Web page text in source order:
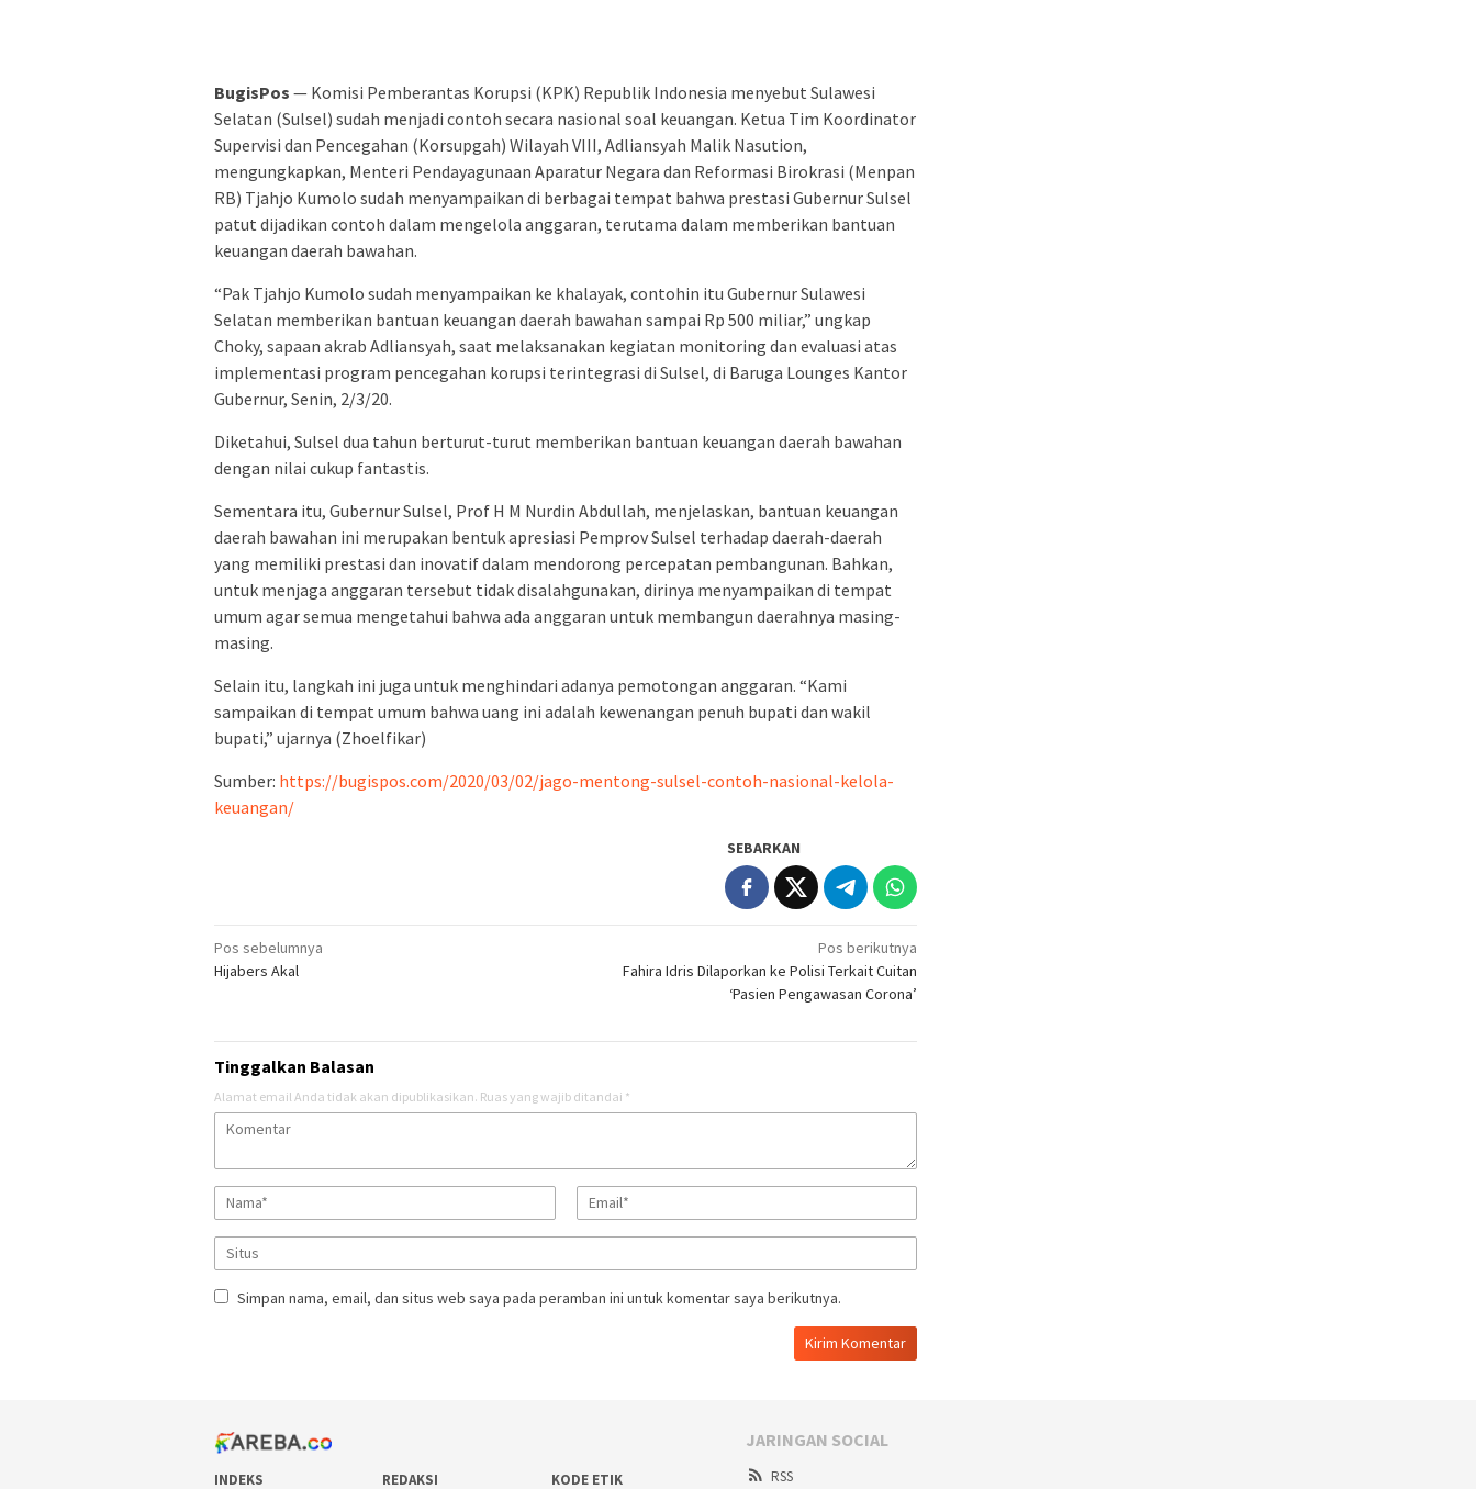
BugisPos — Komisi Pemberantas Korupsi (KPK) Republik Indonesia menyebut Sulawesi
Selatan (Sulsel) sudah menjadi contoh secara nasional soal keuangan. Ketua Tim Koordinator
Supervisi dan Pencegahan (Korsupgah) Wilayah VIII, Adliansyah Malik Nasution,
mengungkapkan, Menteri Pendayagunaan Aparatur Negara dan Reformasi Birokrasi (Menpan
RB) Tjahjo Kumolo sudah menyampaikan di berbagai tempat bahwa prestasi Gubernur Sulsel
patut dijadikan contoh dalam mengelola anggaran, terutama dalam memberikan bantuan
keuangan daerah bawahan.
“Pak Tjahjo Kumolo sudah menyampaikan ke khalayak, contohin itu Gubernur Sulawesi
Selatan memberikan bantuan keuangan daerah bawahan sampai Rp 500 miliar,” ungkap
Choky, sapaan akrab Adliansyah, saat melaksanakan kegiatan monitoring dan evaluasi atas
implementasi program pencegahan korupsi terintegrasi di Sulsel, di Baruga Lounges Kantor
Gubernur, Senin, 2/3/20.
Diketahui, Sulsel dua tahun berturut-turut memberikan bantuan keuangan daerah bawahan
dengan nilai cukup fantastis.
Sementara itu, Gubernur Sulsel, Prof H M Nurdin Abdullah, menjelaskan, bantuan keuangan
daerah bawahan ini merupakan bentuk apresiasi Pemprov Sulsel terhadap daerah-daerah
yang memiliki prestasi dan inovatif dalam mendorong percepatan pembangunan. Bahkan,
untuk menjaga anggaran tersebut tidak disalahgunakan, dirinya menyampaikan di tempat
umum agar semua mengetahui bahwa ada anggaran untuk membangun daerahnya masing-
masing.
Selain itu, langkah ini juga untuk menghindari adanya pemotongan anggaran. “Kami
sampaikan di tempat umum bahwa uang ini adalah kewenangan penuh bupati dan wakil
bupati,” ujarnya (Zhoelfikar)
Sumber: https://bugispos.com/2020/03/02/jago-mentong-sulsel-contoh-nasional-kelola-
keuangan/
SEBARKAN
Navigasi
pos
Pos sebelumnya
Hijabers Akal
Pos berikutnya
Fahira Idris Dilaporkan ke Polisi Terkait Cuitan
‘Pasien Pengawasan Corona’
Tinggalkan Balasan
Alamat email Anda tidak akan dipublikasikan. Ruas yang wajib ditandai *
Simpan nama, email, dan situs web saya pada peramban ini untuk komentar saya berikutnya.
INDEKS REDAKSI KODE ETIK
JARINGAN SOCIAL
RSS